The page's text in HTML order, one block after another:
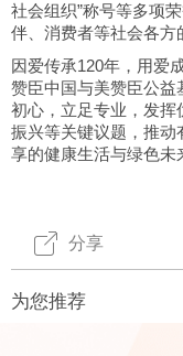
社会组织”称号等多项
伴、消费者等社会各方
因爱传承120年，用爱
赞臣中国与美赞臣公益
初心，立足专业，发挥
振兴等关键议题，推
享的健康生活与绿色未
分享
为您推荐